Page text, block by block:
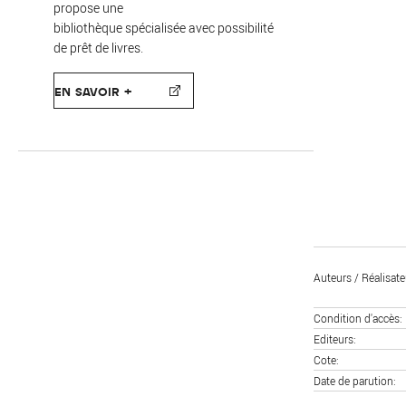
propose une
bibliothèque spécialisée avec possibilité
de prêt de livres.
EN SAVOIR +
Auteurs /
Condition d'accès
Editeurs
Cote
Date de parution